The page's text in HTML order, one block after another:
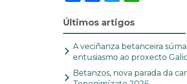
Últimos artigos
A veciñanza betanceira
entusiasmo ao proxecto
Betanzos, nova parada da